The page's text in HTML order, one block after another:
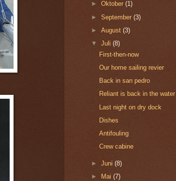
►Oktober(1)
►September(3)
►August(3)
▼Juli(8)
First-then-now
Our home sailing revier
Back in san pedro
Reliant is back in the water
Last night on dry dock
Dishes
Antifouling
Crew cabine
►Juni(8)
►
Mai(7)